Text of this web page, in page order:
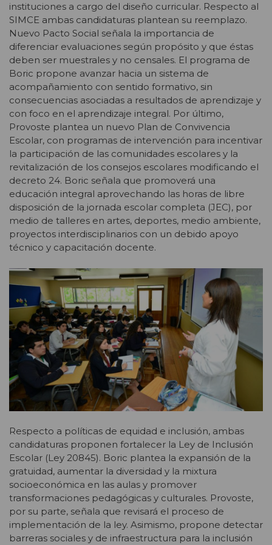
instituciones a cargo del diseño curricular. Respecto al
SIMCE ambas candidaturas plantean su reemplazo.
Nuevo Pacto Social señala la importancia de
diferenciar evaluaciones según propósito y que éstas
deben ser muestrales y no censales. El programa de
Boric propone avanzar hacia un sistema de
acompañamiento con sentido formativo, sin
consecuencias asociadas a resultados de aprendizaje y
con foco en el aprendizaje integral. Por último,
Provoste plantea un nuevo Plan de Convivencia
Escolar, con programas de intervención para incentivar
la participación de las comunidades escolares y la
revitalización de los consejos escolares modificando el
decreto 24. Boric señala que promoverá una
educación integral aprovechando las horas de libre
disposición de la jornada escolar completa (JEC), por
medio de talleres en artes, deportes, medio ambiente,
proyectos interdisciplinarios con un debido apoyo
técnico y capacitación docente.
Respecto a políticas de equidad e inclusión, ambas
candidaturas proponen fortalecer la Ley de Inclusión
Escolar (Ley 20845). Boric plantea la expansión de la
gratuidad, aumentar la diversidad y la mixtura
socioeconómica en las aulas y promover
transformaciones pedagógicas y culturales. Provoste,
por su parte, señala que revisará el proceso de
implementación de la ley. Asimismo, propone detectar
barreras sociales y de infraestructura para la inclusión